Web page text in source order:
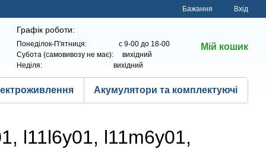
Бажання Вхід
Графік роботи:
Понеділок-П'ятниця: с 9-00 до 18-00
Субота (самовивозу не має): вихідний
Неділя: вихідний
Мій кошик
Акумулятори та комплектуючі
l11l6y01, l11m6y01,